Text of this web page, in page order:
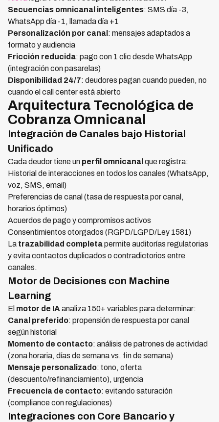
Secuencias omnicanal inteligentes: SMS día -3,
WhatsApp día -1, llamada día +1
Personalización por canal : mensajes adaptados a
formato y audiencia
Fricción reducida: pago con 1 clic desde WhatsApp
(integración con pasarelas)
Disponibilidad 24/7: deudores pagan cuando pueden, no
cuando el call center está abierto
Arquitectura Tecnológica de
Cobranza Omnicanal
Integración de Canales bajo Historial
Unificado
Cada deudor tiene un perfil omnicanal que registra:
Historial de interacciones en todos los canales (WhatsApp,
voz, SMS, email)
Preferencias de canal (tasa de respuesta por canal,
horarios óptimos)
Acuerdos de pago y compromisos activos
Consentimientos otorgados (RGPD/LGPD/Ley 1581)
La trazabilidad completapermite auditorías regulatorias
y evita contactos duplicados o contradictorios entre
canales.
Motor de Decisiones con Machine
Learning
El motor de IA analiza 150+ variables para determinar:
Canal preferido: propensión de respuesta por canal
según historial
Momento de contacto: análisis de patrones de actividad
(zona horaria, días de semana vs. fin de semana)
Mensaje personalizado: tono, oferta
(descuento/refinanciamiento), urgencia
Frecuencia de contacto: evitando saturación
(compliance con regulaciones)
Integraciones con Core Bancario y